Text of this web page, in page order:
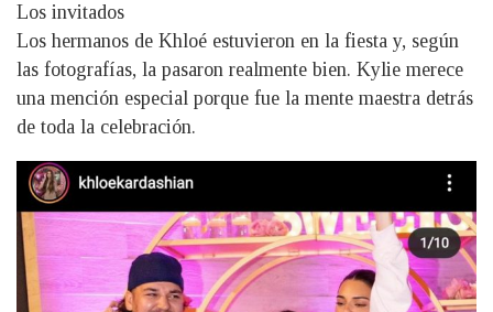
Los invitados
Los hermanos de Khloé estuvieron en la fiesta y, según
las fotografías, la pasaron realmente bien. Kylie merece
una mención especial porque fue la mente maestra detrás
de toda la celebración.